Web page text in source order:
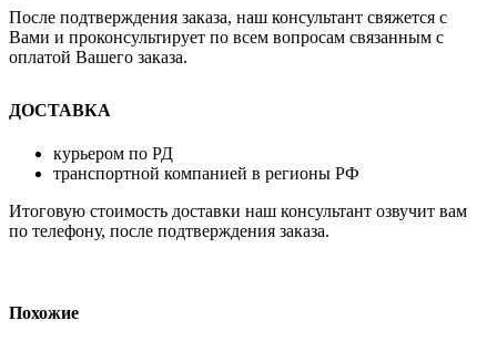
После подтверждения заказа, наш консультант свяжется с
Вами и проконсультирует по всем вопросам связанным с
оплатой Вашего заказа.
ДОСТАВКА
курьером по РД
транспортной компанией в регионы РФ
Итоговую стоимость доставки наш консультант озвучит вам
по телефону, после подтверждения заказа.
Похожие